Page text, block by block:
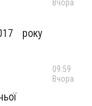
року
Вчора
09:59
Вчора